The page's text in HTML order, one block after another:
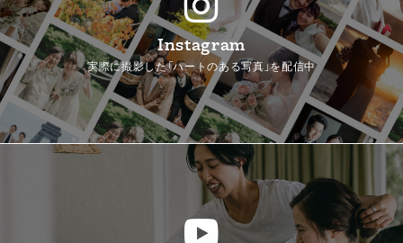
Instagram
実際に撮影した「ハートのある写真」を配信中